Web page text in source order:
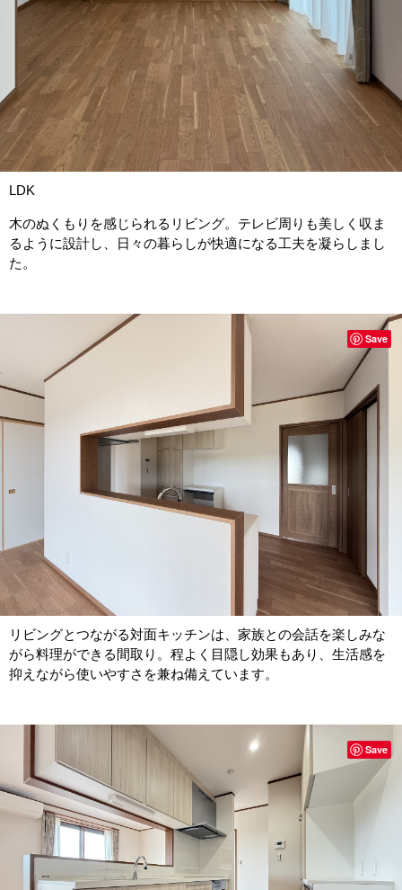
LDK
木のぬくもりを感じられるリビング。テレビ周りも美しく収ま
るように設計し、日々の暮らしが快適になる工夫を凝らしまし
た。
リビングとつながる対面キッチンは、家族との会話を楽しみな
がら料理ができる間取り。程よく目隠し効果もあり、生活感を
抑えながら使いやすさを兼ね備えています。
Save
Save